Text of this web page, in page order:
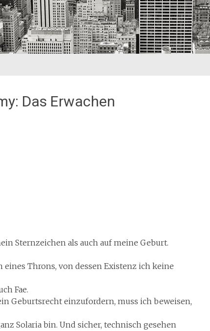
Das Erwachen
Sternzeichen als auch auf meine Geburt.
Throns, von dessen Existenz ich keine
Fae.
Geburtsrecht einzufordern, muss ich beweisen,
Solaria bin. Und sicher, technisch gesehen